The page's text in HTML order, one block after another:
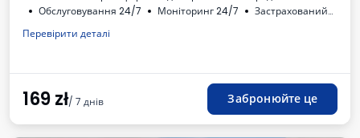
Обслуговування 24/7
Моніторинг 24/7
Застрахований
Перевірити деталі
169zł/ 7 днів Забронюйте це